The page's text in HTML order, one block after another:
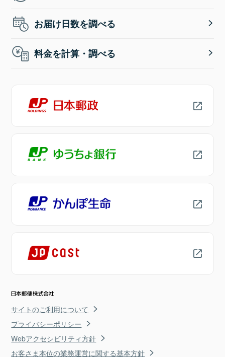
お届け日数を調べる
料金を計算・調べる
サイトのご利用について
プライバシーポリシー
Webアクセシビリティ方針
お客さま本位の業務運営に関する基本方針